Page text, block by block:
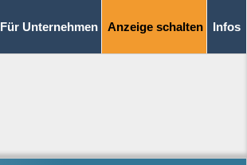
Für Unternehmen Anzeige schalten Infos